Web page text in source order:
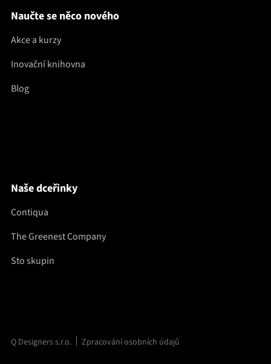
Naučte se něco nového
Akce a kurzy
Inovační knihovna
Blog
Naše dceřinky
Contiqua
The Greenest Company
Sto skupin
Q Designers s.r.o. Zpracování osobních údajů